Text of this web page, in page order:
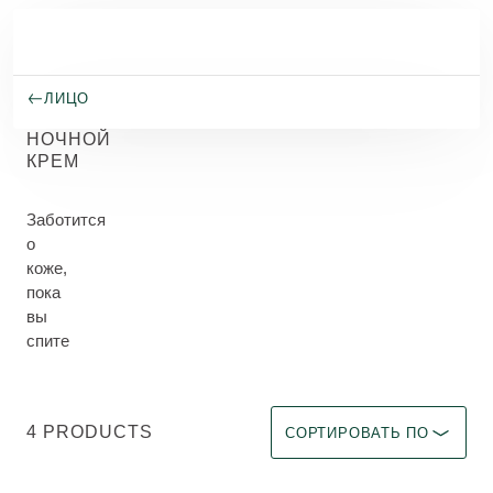
ЛИЦО
НОЧНОЙ
КРЕМ
Заботится
о
коже,
пока
вы
спите
4 PRODUCTS СОРТИРОВАТЬ ПО